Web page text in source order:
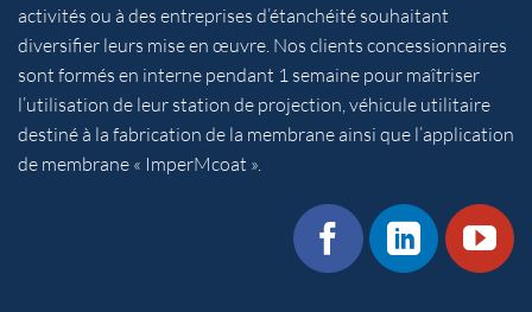
activités ou à des entreprises d’étanchéité souhaitant
diversifier leurs mise en œuvre. Nos clients concessionnaires
sont formés en interne pendant 1 semaine pour maîtriser
l’utilisation de leur station de projection, véhicule utilitaire
destiné à la fabrication de la membrane ainsi que l’application
de membrane « ImperMcoat ».